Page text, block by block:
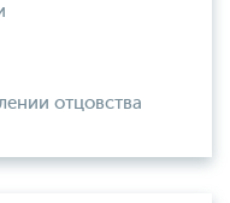
отцовства